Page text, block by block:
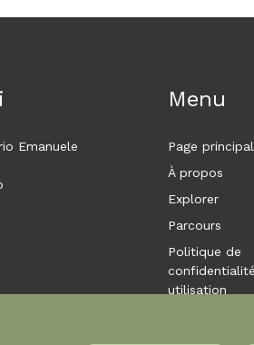
Emanuele
Menu
Page
À propos
Explorer
Parcours
Politique de
utilisation